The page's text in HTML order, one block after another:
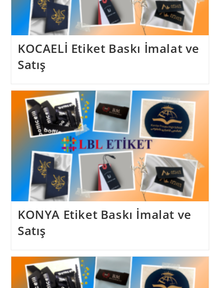
KOCAELİ Etiket Baskı İmalat ve
Satış
KONYA Etiket Baskı İmalat ve
Satış